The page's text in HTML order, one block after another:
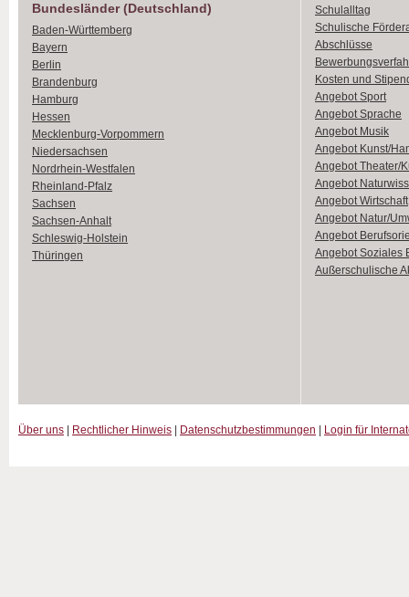
Bundesländer (Deutschland)
Baden-Württemberg
Bayern
Berlin
Brandenburg
Hamburg
Hessen
Mecklenburg-Vorpommern
Niedersachsen
Nordrhein-Westfalen
Rheinland-Pfalz
Sachsen
Sachsen-Anhalt
Schleswig-Holstein
Thüringen
Schulalltag
Schulische
Abschlüsse
Kosten und
Angebot Sport
Angebot Sprache
Angebot Musik
Angebot Kunst/
Angebot Theater/
Angebot
Angebot Wirtschaft
Angebot Natur/
Angebot
Angebot Soziales
Außerschulische
Über uns Rechtlicher Hinweis Datenschutzbestimmungen Login für